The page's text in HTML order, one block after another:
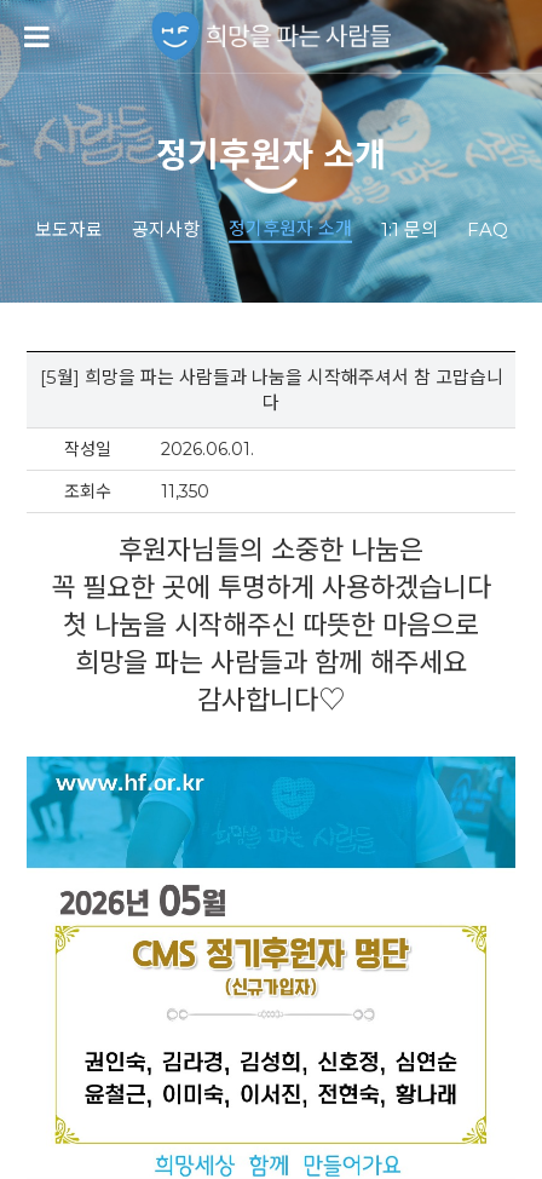
정기후원자 소개
보도자료 공지사항 정기후원자 소개 1:1 문의 FAQ
[5월] 희망을 파는 사람들과 나눔을 시작해주셔서 참 고맙습니
다
작성일
2026.06.01.
조회수
11,350
후원자님들의 소중한 나눔은
꼭 필요한 곳에 투명하게 사용하겠습니다
첫 나눔을 시작해주신 따뜻한 마음으로
희망을 파는 사람들과 함께 해주세요
감사합니다♡